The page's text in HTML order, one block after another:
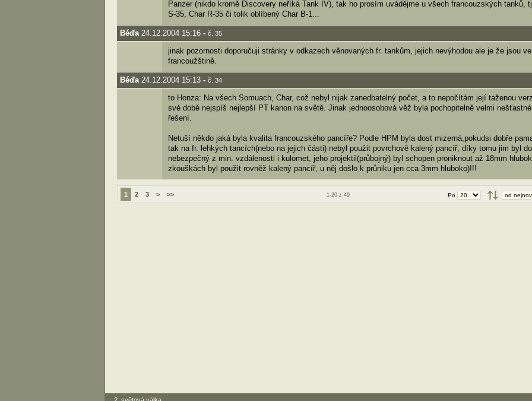
Panzer (nikdo kromě Discovery neříká Tank IV), tak ho prosím uvádějme u všech francouzských tanků,
S-35, Char R-35 či tolik oblíbený Char B-1...
Béďa 24.12.2004 15:16 - č. 35
jinak pozornosti doporučuji stránky v odkazech věnovaných fr. tankům, jejich nevýhodou ale je že jsou ve
francoužštině.
Béďa 24.12.2004 15:13 - č. 34
to Honza: Na všech Somuach, Char, což nebyl nijak zanedbatelný počet, a to nepočítám její taženou
své době nejspíš nejlepší PT kanon na světě. Jinak jednoosobová věž byla pochopitelně velmi nešťastné
řešení.
Netuší někdo jaká byla kvalita francouzského pancíře? Podle HPM byla dost mizerná,pokudsi dobře
tak na fr. lehkých tancích(nebo na jejich části) nebyl použit povrchově kalený pancíř, díky tomu jim byl
nebezpečný z min. vzdálenosti i kulomet, jeho projektil(průbojný) byl schopen proniknout až 18mm
zkouškách byl použit rovněž kalený pancíř, u něj došlo k průniku jen cca 3mm hluboko)!!!
1-20 z 49
1 2 3 > >> Po